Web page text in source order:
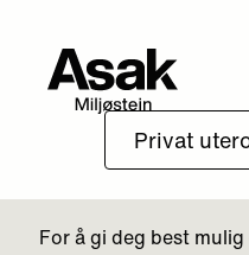
Tilbake til Farger